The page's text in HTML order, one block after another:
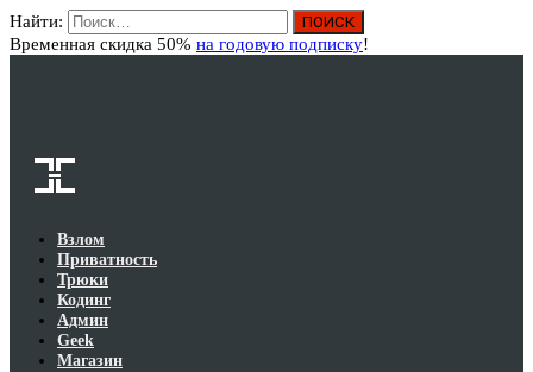
Найти:
Временная скидка 50% на годовую подписку!
Взлом
Приватность
Трюки
Кодинг
Админ
Geek
Магазин